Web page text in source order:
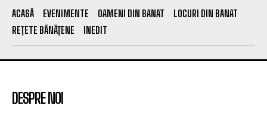
ACASĂ EVENIMENTE OAMENI DIN BANAT
LOCURI DIN BANAT
REȚETE BĂNĂȚENE
INEDIT
DESPRE NOI